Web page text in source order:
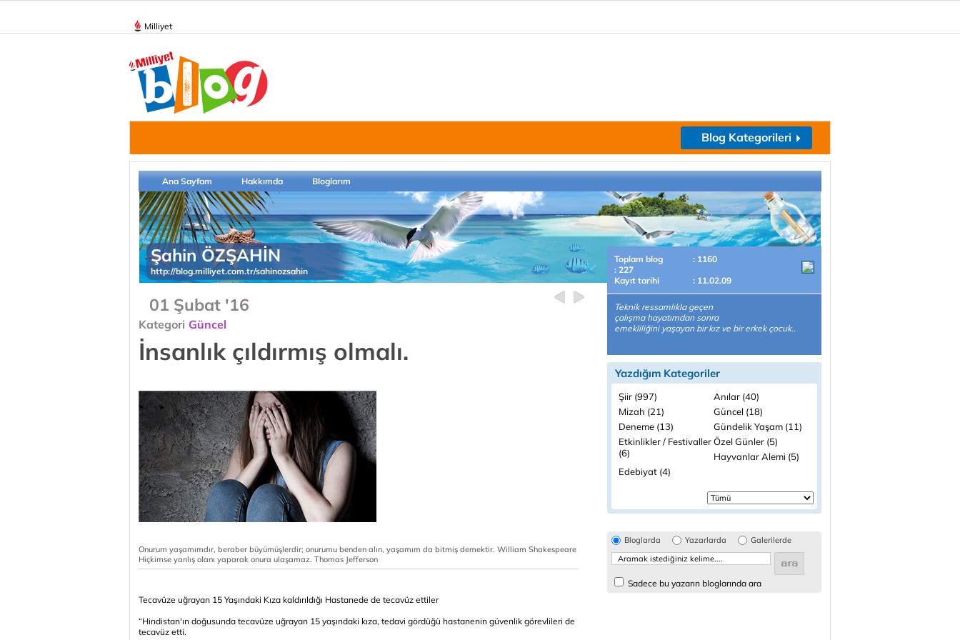
Milliyet
Blog Kategorileri
Ana Sayfam Hakkımda Bloglarım
Şahin ÖZŞAHİN
http://blog.milliyet.com.tr/sahinozsahin
01 Şubat '16
Kategori Güncel
İnsanlık çıldırmış olmalı.
Onurum yaşamımdır, beraber büyümüşlerdir; onurumu benden alın, yaşamım da bitmiş demektir. William Shakespeare
Hiçkimse yanlış olanı yaparak onura ulaşamaz. Thomas Jefferson
Tecavüze uğrayan 15 Yaşındaki Kıza kaldırıldığı Hastanede de tecavüz ettiler
“Hindistan'ın doğusunda tecavüze uğrayan 15 yaşındaki kıza, tedavi gördüğü hastanenin güvenlik görevlileri de
tecavüz etti.
Toplam blog
: 1160
: 227
Kayıt tarihi
: 11.02.09
Teknik ressamlıkla geçen
çalışma hayatımdan sonra
emekliliğini yaşayan bir kız ve bir erkek çocuk..
Yazdığım Kategoriler
Şiir (997)
Anılar (40)
Mizah (21)
Güncel (18)
Deneme (13)
Gündelik Yaşam (11)
Etkinlikler / Festivaller
(6)
Özel Günler (5)
Hayvanlar Alemi (5)
Edebiyat (4)
Bloglarda Yazarlarda Galerilerde
Sadece bu yazarın bloglarında ara